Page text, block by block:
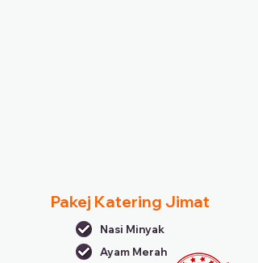
Pakej Katering Jimat
Nasi Minyak
Ayam Merah